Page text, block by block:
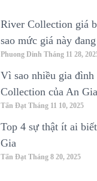
River Collection giá
sao mức giá này
Phuong Dinh Tháng 11 28,
Vì sao nhiều gia
Collection của An
Tấn Đạt Tháng 11 10, 2025
Top 4 sự thật ít ai
Gia
Tấn Đạt Tháng 8 20, 2025